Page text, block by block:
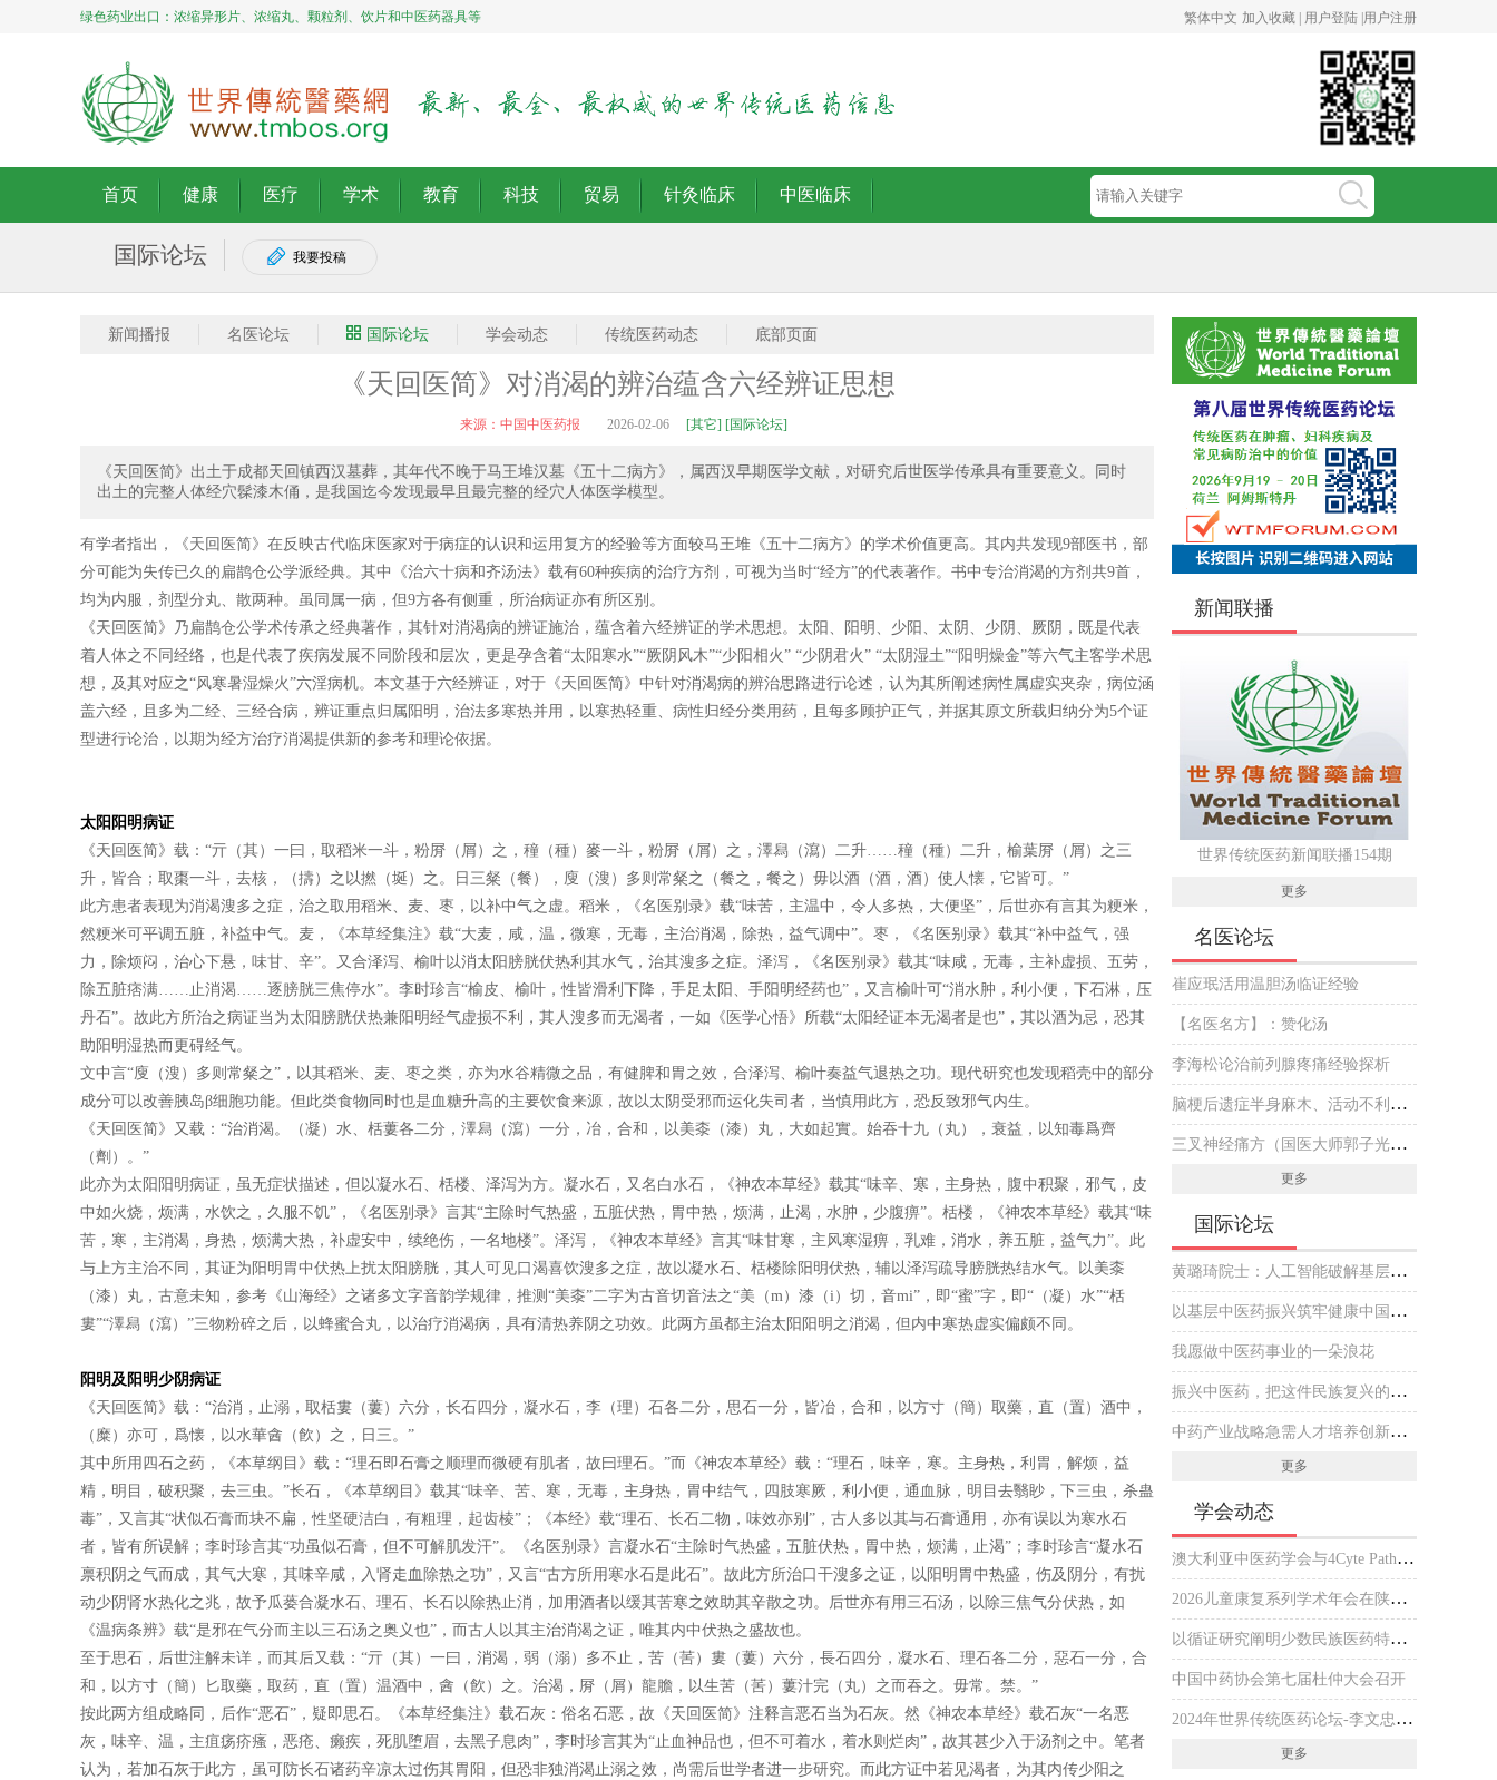
绿色药业出口：浓缩异形片、浓缩丸、颗粒剂、饮片和中医药器具等 繁体中文 加入收藏 | 用户登陆 | 用户注册
首页 健康 医疗 学术 教育 科技 贸易 针灸临床 中医临床
国际论坛 我要投稿
新闻播报 名医论坛 国际论坛 学会动态 传统医药动态 底部页面
《天回医简》对消渴的辨治蕴含六经辨证思想
来源：中国中医药报 2026-02-06 [其它] [国际论坛]
《天回医简》出土于成都天回镇西汉墓葬，其年代不晚于马王堆汉墓《五十二病方》，属西汉早期医学文献，对研究后世医学传承具有重要意义。同时
出土的完整人体经穴髹漆木俑，是我国迄今发现最早且最完整的经穴人体医学模型。
有学者指出，《天回医简》在反映古代临床医家对于病症的认识和运用复方的经验等方面较马王堆《五十二病方》的学术价值更高。其内共发现9部医书，部
分可能为失传已久的扁鹊仓公学派经典。其中《治六十病和齐汤法》载有60种疾病的治疗方剂，可视为当时“经方”的代表著作。书中专治消渴的方剂共9首，
均为内服，剂型分丸、散两种。虽同属一病，但9方各有侧重，所治病证亦有所区别。
《天回医简》乃扁鹊仓公学术传承之经典著作，其针对消渴病的辨证施治，蕴含着六经辨证的学术思想。太阳、阳明、少阳、太阴、少阴、厥阴，既是代表
着人体之不同经络，也是代表了疾病发展不同阶段和层次，更是孕含着“太阳寒水”“厥阴风木”“少阳相火” “少阴君火” “太阴湿土”“阳明燥金”等六气主客学术思
想，及其对应之“风寒暑湿燥火”六淫病机。本文基于六经辨证，对于《天回医简》中针对消渴病的辨治思路进行论述，认为其所阐述病性属虚实夹杂，病位涵
盖六经，且多为二经、三经合病，辨证重点归属阳明，治法多寒热并用，以寒热轻重、病性归经分类用药，且每多顾护正气，并据其原文所载归纳分为5个证
型进行论治，以期为经方治疗消渴提供新的参考和理论依据。
太阳阳明病证
《天回医简》载：“亓（其）一曰，取稻米一斗，粉㞕（屑）之，穜（種）麥一斗，粉㞕（屑）之，澤舄（瀉）二升……穜（種）二升，榆葉㞕（屑）之三
升，皆合；取棗一斗，去核，（擣）之以撚（埏）之。日三粲（餐），廋（溲）多则常粲之（餐之，餐之）毋以酒（酒，酒）使人懐，它皆可。”
此方患者表现为消渴溲多之症，治之取用稻米、麦、枣，以补中气之虚。稻米，《名医别录》载“味苦，主温中，令人多热，大便坚”，后世亦有言其为粳米，
然粳米可平调五脏，补益中气。麦，《本草经集注》载“大麦，咸，温，微寒，无毒，主治消渴，除热，益气调中”。枣，《名医别录》载其“补中益气，强
力，除烦闷，治心下悬，味甘、辛”。又合泽泻、榆叶以消太阳膀胱伏热利其水气，治其溲多之症。泽泻，《名医别录》载其“味咸，无毒，主补虚损、五劳，
除五脏痞满……止消渴……逐膀胱三焦停水”。李时珍言“榆皮、榆叶，性皆滑利下降，手足太阳、手阳明经药也”，又言榆叶可“消水肿，利小便，下石淋，压
丹石”。故此方所治之病证当为太阳膀胱伏热兼阳明经气虚损不利，其人溲多而无渴者，一如《医学心悟》所载“太阳经证本无渴者是也”，其以酒为忌，恐其
助阳明湿热而更碍经气。
文中言“廋（溲）多则常粲之”，以其稻米、麦、枣之类，亦为水谷精微之品，有健脾和胃之效，合泽泻、榆叶奏益气退热之功。现代研究也发现稻壳中的部分
成分可以改善胰岛β细胞功能。但此类食物同时也是血糖升高的主要饮食来源，故以太阴受邪而运化失司者，当慎用此方，恐反致邪气内生。
《天回医简》又载：“治消渴。（凝）水、栝蔞各二分，澤舄（瀉）一分，冶，合和，以美桼（漆）丸，大如起實。始吞十九（丸），衰益，以知毒爲齊
（劑）。”
此亦为太阳阳明病证，虽无症状描述，但以凝水石、栝楼、泽泻为方。凝水石，又名白水石，《神农本草经》载其“味辛、寒，主身热，腹中积聚，邪气，皮
中如火烧，烦满，水饮之，久服不饥”，《名医别录》言其“主除时气热盛，五脏伏热，胃中热，烦满，止渴，水肿，少腹痹”。栝楼，《神农本草经》载其“味
苦，寒，主消渴，身热，烦满大热，补虚安中，续绝伤，一名地楼”。泽泻，《神农本草经》言其“味甘寒，主风寒湿痹，乳难，消水，养五脏，益气力”。此
与上方主治不同，其证为阳明胃中伏热上扰太阳膀胱，其人可见口渴喜饮溲多之症，故以凝水石、栝楼除阳明伏热，辅以泽泻疏导膀胱热结水气。以美桼
（漆）丸，古意未知，参考《山海经》之诸多文字音韵学规律，推测“美桼”二字为古音切音法之“美（m）漆（i）切，音mi”，即“蜜”字，即“（凝）水”“栝
婁”“澤舄（瀉）”三物粉碎之后，以蜂蜜合丸，以治疗消渴病，具有清热养阴之功效。此两方虽都主治太阳阳明之消渴，但内中寒热虚实偏颇不同。
阳明及阳明少阴病证
《天回医简》载：“治消，止溺，取栝婁（蔞）六分，长石四分，凝水石，李（理）石各二分，思石一分，皆冶，合和，以方寸（簡）取藥，直（置）酒中，
（糜）亦可，爲懐，以水華酓（飮）之，日三。”
其中所用四石之药，《本草纲目》载：“理石即石膏之顺理而微硬有肌者，故曰理石。”而《神农本草经》载：“理石，味辛，寒。主身热，利胃，解烦，益
精，明目，破积聚，去三虫。”长石，《本草纲目》载其“味辛、苦、寒，无毒，主身热，胃中结气，四肢寒厥，利小便，通血脉，明目去翳眇，下三虫，杀蛊
毒”，又言其“状似石膏而块不扁，性坚硬洁白，有粗理，起齿棱”；《本经》载“理石、长石二物，味效亦别”，古人多以其与石膏通用，亦有误以为寒水石
者，皆有所误解；李时珍言其“功虽似石膏，但不可解肌发汗”。《名医别录》言凝水石“主除时气热盛，五脏伏热，胃中热，烦满，止渴”；李时珍言“凝水石
禀积阴之气而成，其气大寒，其味辛咸，入肾走血除热之功”，又言“古方所用寒水石是此石”。故此方所治口干溲多之证，以阳明胃中热盛，伤及阴分，有扰
动少阴肾水热化之兆，故予瓜蒌合凝水石、理石、长石以除热止消，加用酒者以缓其苦寒之效助其辛散之功。后世亦有用三石汤，以除三焦气分伏热，如
《温病条辨》载“是邪在气分而主以三石汤之奥义也”，而古人以其主治消渴之证，唯其内中伏热之盛故也。
至于思石，后世注解未详，而其后又载：“亓（其）一曰，消渴，弱（溺）多不止，苦（䒷）婁（蔞）六分，長石四分，凝水石、理石各二分，惡石一分，合
和，以方寸（簡）匕取藥，取药，直（置）温酒中，酓（飮）之。治渴，㞕（屑）龍膽，以生苦（䒷）蔞汁完（丸）之而吞之。毋常。禁。”
按此两方组成略同，后作“恶石”，疑即思石。《本草经集注》载石灰：俗名石恶，故《天回医简》注释言恶石当为石灰。然《神农本草经》载石灰“一名恶
灰，味辛、温，主疽疡疥瘙，恶疮、癞疾，死肌堕眉，去黑子息肉”，李时珍言其为“止血神品也，但不可着水，着水则烂肉”，故其甚少入于汤剂之中。笔者
认为，若加石灰于此方，虽可防长石诸药辛凉太过伤其胃阳，但恐非独消渴止溺之效，尚需后世学者进一步研究。而此方证中若见渴者，为其内传少阳之
新闻联播
世界传统医药新闻联播154期
更多
名医论坛
崔应珉活用温胆汤临证经验
【名医名方】：赞化汤
李海松论治前列腺疼痛经验探析
脑梗后遗症半身麻木、活动不利伴头晕，国医大师专方黄芪虫藤饮的实战医案
三叉神经痛方（国医大师郭子光经验方）
更多
国际论坛
黄璐琦院士：人工智能破解基层中医药传承创新发展难题
以基层中医药振兴筑牢健康中国建设基石
我愿做中医药事业的一朵浪花
振兴中医药，把这件民族复兴的大事做好
中药产业战略急需人才培养创新实践
更多
学会动态
澳大利亚中医药学会与4Cyte Pathology在悉尼签署合作备忘录推动中医临床与现代病理检测协作 开启澳大利亚中医专业发展新篇章
2026儿童康复系列学术年会在陕西西安举行
以循证研究阐明少数民族医药特色优势
中国中药协会第七届杜仲大会召开
2024年世界传统医药论坛-李文忠海外中医传播杰出贡献奖 获奖人员公示
更多